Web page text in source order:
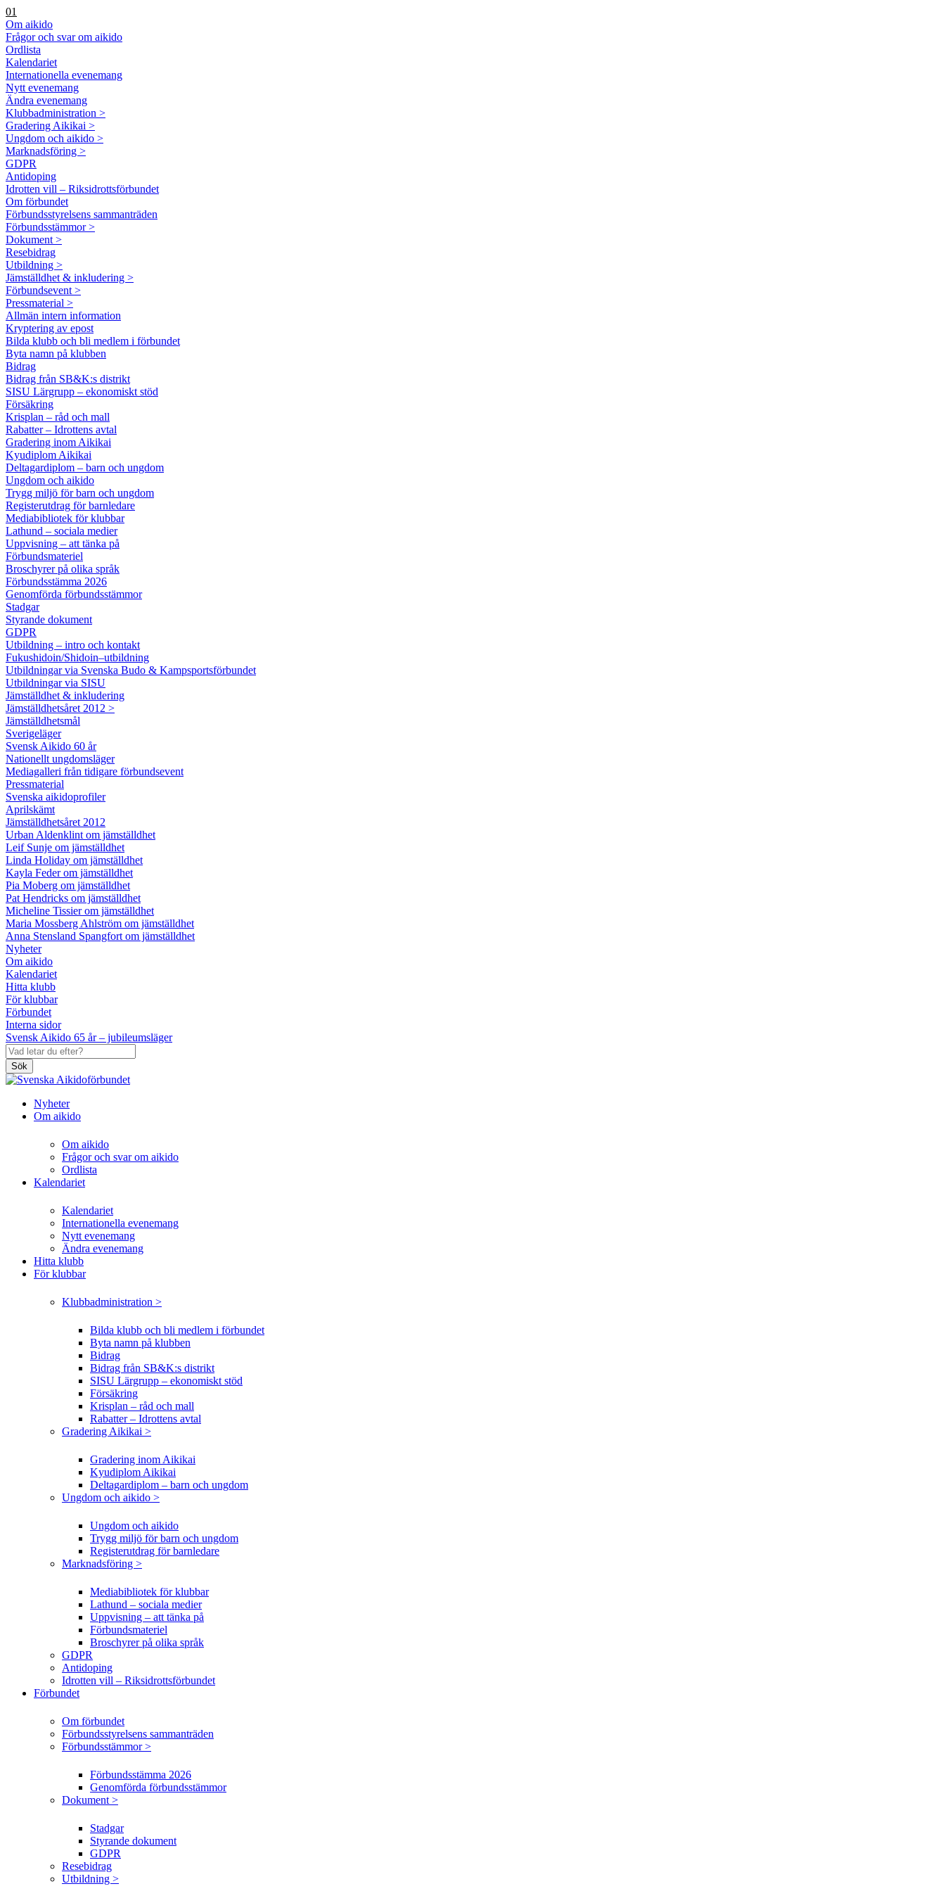
01
Om aikido
Frågor och svar om aikido
Ordlista
Kalendariet
Internationella evenemang
Nytt evenemang
Ändra evenemang
Klubbadministration >
Gradering Aikikai >
Ungdom och aikido >
Marknadsföring >
GDPR
Antidoping
Idrotten vill – Riksidrottsförbundet
Om förbundet
Förbundsstyrelsens sammanträden
Förbundsstämmor >
Dokument >
Resebidrag
Utbildning >
Jämställdhet & inkludering >
Förbundsevent >
Pressmaterial >
Allmän intern information
Kryptering av epost
Bilda klubb och bli medlem i förbundet
Byta namn på klubben
Bidrag
Bidrag från SB&K:s distrikt
SISU Lärgrupp – ekonomiskt stöd
Försäkring
Krisplan – råd och mall
Rabatter – Idrottens avtal
Gradering inom Aikikai
Kyudiplom Aikikai
Deltagardiplom – barn och ungdom
Ungdom och aikido
Trygg miljö för barn och ungdom
Registerutdrag för barnledare
Mediabibliotek för klubbar
Lathund – sociala medier
Uppvisning – att tänka på
Förbundsmateriel
Broschyrer på olika språk
Förbundsstämma 2026
Genomförda förbundsstämmor
Stadgar
Styrande dokument
GDPR
Utbildning – intro och kontakt
Fukushidoin/Shidoin–utbildning
Utbildningar via Svenska Budo & Kampsportsförbundet
Utbildningar via SISU
Jämställdhet & inkludering
Jämställdhetsåret 2012 >
Jämställdhetsmål
Sverigeläger
Svensk Aikido 60 år
Nationellt ungdomsläger
Mediagalleri från tidigare förbundsevent
Pressmaterial
Svenska aikidoprofiler
Aprilskämt
Jämställdhetsåret 2012
Urban Aldenklint om jämställdhet
Leif Sunje om jämställdhet
Linda Holiday om jämställdhet
Kayla Feder om jämställdhet
Pia Moberg om jämställdhet
Pat Hendricks om jämställdhet
Micheline Tissier om jämställdhet
Maria Mossberg Ahlström om jämställdhet
Anna Stensland Spangfort om jämställdhet
Nyheter
Om aikido
Kalendariet
Hitta klubb
För klubbar
Förbundet
Interna sidor
Svensk Aikido 65 år – jubileumsläger
Sök
Nyheter
Om aikido
Om aikido
Frågor och svar om aikido
Ordlista
Kalendariet
Kalendariet
Internationella evenemang
Nytt evenemang
Ändra evenemang
Hitta klubb
För klubbar
Klubbadministration >
Bilda klubb och bli medlem i förbundet
Byta namn på klubben
Bidrag
Bidrag från SB&K:s distrikt
SISU Lärgrupp – ekonomiskt stöd
Försäkring
Krisplan – råd och mall
Rabatter – Idrottens avtal
Gradering Aikikai >
Gradering inom Aikikai
Kyudiplom Aikikai
Deltagardiplom – barn och ungdom
Ungdom och aikido >
Ungdom och aikido
Trygg miljö för barn och ungdom
Registerutdrag för barnledare
Marknadsföring >
Mediabibliotek för klubbar
Lathund – sociala medier
Uppvisning – att tänka på
Förbundsmateriel
Broschyrer på olika språk
GDPR
Antidoping
Idrotten vill – Riksidrottsförbundet
Förbundet
Om förbundet
Förbundsstyrelsens sammanträden
Förbundsstämmor >
Förbundsstämma 2026
Genomförda förbundsstämmor
Dokument >
Stadgar
Styrande dokument
GDPR
Resebidrag
Utbildning >